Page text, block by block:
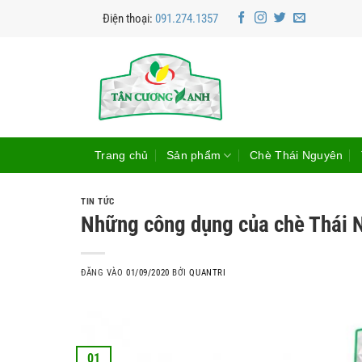
Điện thoại: 091.274.1357
Trang chủ Sản phẩm Chè Thái Nguyên
TIN TỨC
Những công dụng của chè Thái
ĐĂNG VÀO01/09/2020 BỞIQUANTRI
01